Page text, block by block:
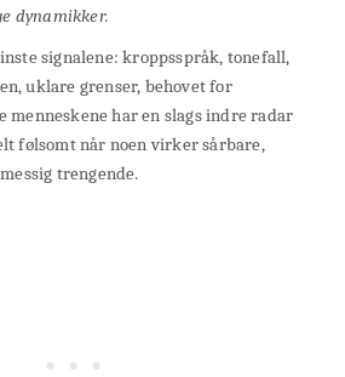
dynamikker.
signalene: kroppsspråk, tonefall,
uklare grenser, behovet for
menneskene har en slags indre radar
følsomt når noen virker sårbare,
trengende.